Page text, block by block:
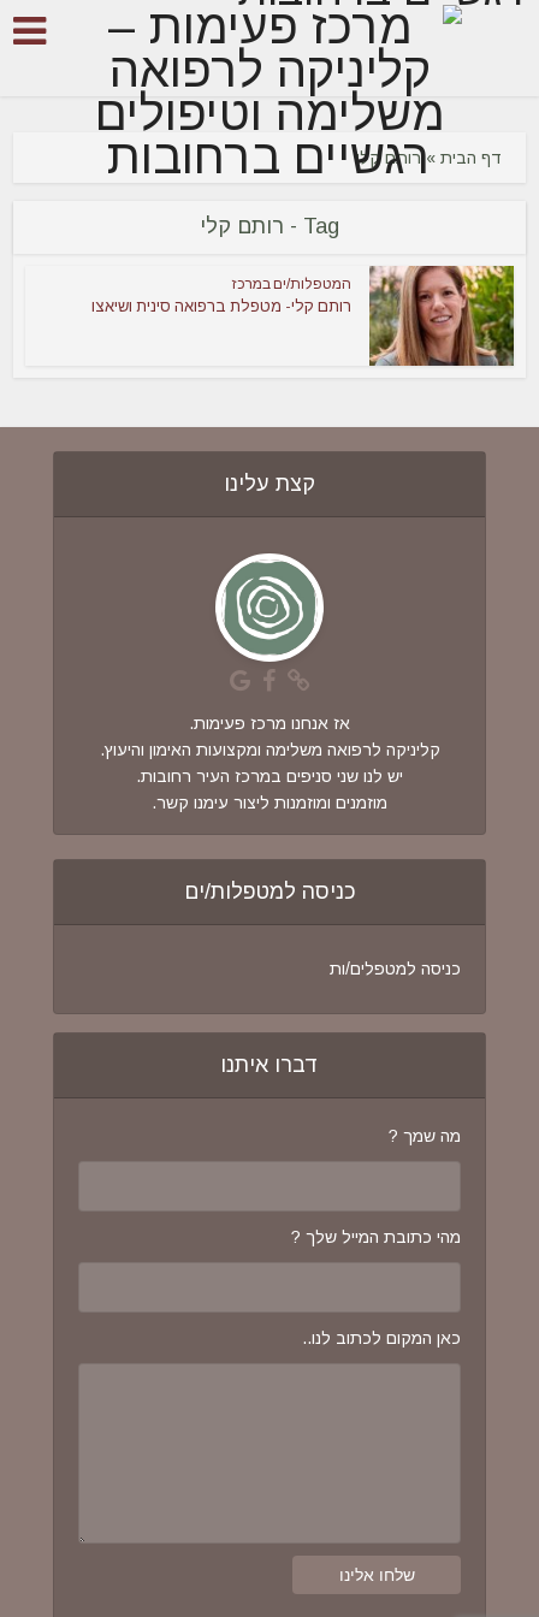
דף הבית »רותם קלי
Tag - רותם קלי
המטפלות/ים במרכז
רותם קלי- מטפלת ברפואה סינית ושיאצו
קצת עלינו
אז אנחנו מרכז פעימות.
קליניקה לרפואה משלימה ומקצועות האימון והיעוץ.
יש לנו שני סניפים במרכז העיר רחובות.
מוזמנים ומוזמנות ליצור עימנו קשר.
כניסה למטפלות/ים
כניסה למטפלים/ות
דברו איתנו
מה שמך ?
מהי כתובת המייל שלך ?
כאן המקום לכתוב לנו..